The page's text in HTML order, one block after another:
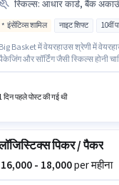
स्किल्स: आधार कार्ड, बैंक
इंसेंटिव्स शामिल नाइट शिफ्ट 10वीं
Big Basket में वेयरहाउस श्रेणी में
और सॉर्टिंग जैसी स्किल्स होनी
दिन पहले पोस्ट की गई थी
पिकर / पैकर
₹ 16,000 - 18,000per महीना